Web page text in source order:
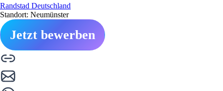
Randstad Deutschland
Standort: Neumünster
Jetzt bewerben